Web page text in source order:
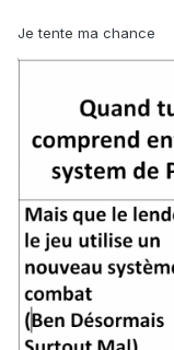
Je tente ma chance